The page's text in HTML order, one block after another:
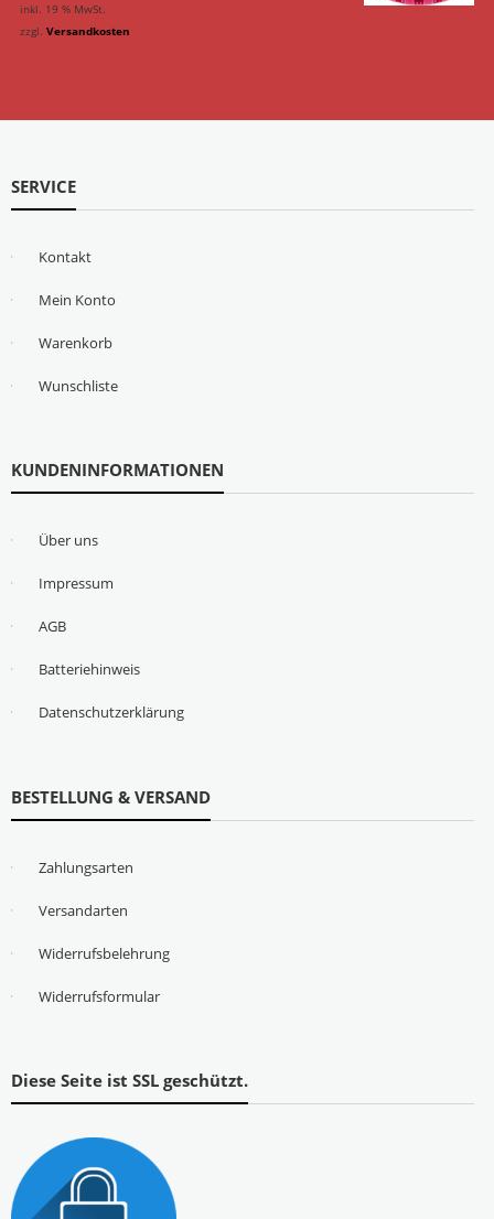
inkl. 19 % MwSt.
zzgl. Versandkosten
SERVICE
Kontakt
Mein Konto
Warenkorb
Wunschliste
KUNDENINFORMATIONEN
Über uns
Impressum
AGB
Batteriehinweis
Datenschutzerklärung
BESTELLUNG & VERSAND
Zahlungsarten
Versandarten
Widerrufsbelehrung
Widerrufsformular
Diese Seite ist SSL geschützt.